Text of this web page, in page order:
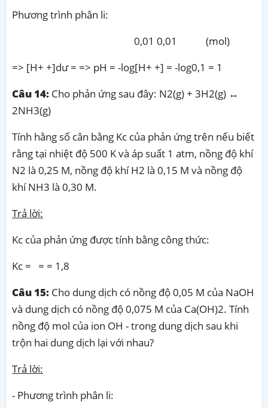
Phương trình phân li:
0,01 0,01 (mol)
=> [H+ +]dư = => pH = -log[H+ +] = -log0,1 = 1
Câu 14: Cho phản ứng sau đây: N2(g) + 3H2(g) ↔
2NH3(g)
Tính hằng số cân bằng Kc của phản ứng trên nếu biết
rằng tại nhiệt độ 500 K và áp suất 1 atm, nồng độ khí
N2 là 0,25 M, nồng độ khí H2 là 0,15 M và nồng độ
khí NH3 là 0,30 M.
Trả lời:
Kc của phản ứng được tính bằng công thức:
Kc = = = 1,8
Câu 15: Cho dung dịch có nồng độ 0,05 M của NaOH
và dung dịch có nồng độ 0,075 M của Ca(OH)2. Tính
nồng độ mol của ion OH - trong dung dịch sau khi
trộn hai dung dịch lại với nhau?
Trả lời:
- Phương trình phân li: